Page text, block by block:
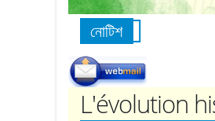
নোটিশ
L'évolution